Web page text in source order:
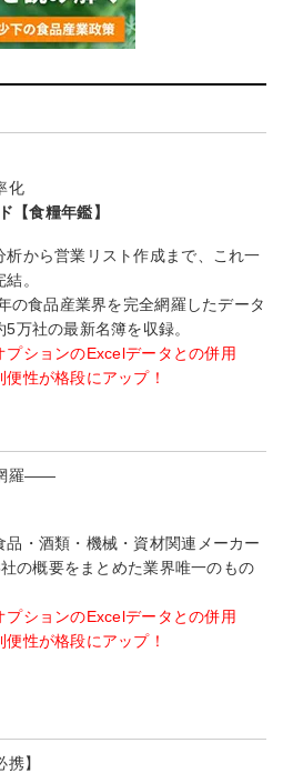
化
【食糧年鑑】
析から営業リスト作成まで、これ一
。
の食品産業界を完全網羅したデータ
5万社の最新名簿を収録。
プションのExcelデータとの併用
便性が格段にアップ！
羅――
品・酒類・機械・資材関連メーカー
の概要をまとめた業界唯一のもの
プションのExcelデータとの併用
便性が格段にアップ！
】